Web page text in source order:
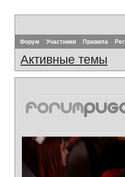
Форум Участники Правила
Активные темы